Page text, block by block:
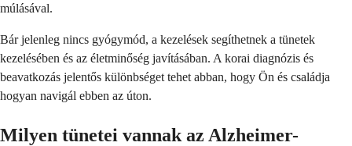
múlásával.
Bár jelenleg nincs gyógymód, a kezelések segíthetnek a tünetek
kezelésében és az életminőség javításában. A korai diagnózis és
beavatkozás jelentős különbséget tehet abban, hogy Ön és családja
hogyan navigál ebben az úton.
Milyen tünetei vannak az Alzheimer-